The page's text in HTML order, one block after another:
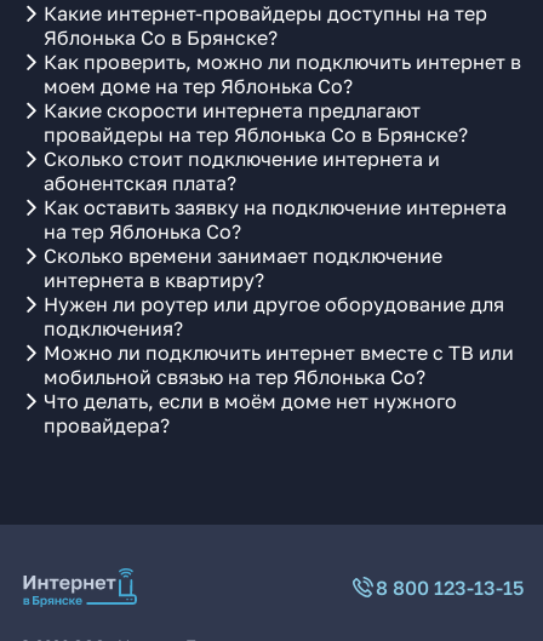
Какие интернет-провайдеры доступны на тер
Яблонька Со в Брянске?
Как проверить, можно ли подключить интернет в
моем доме на тер Яблонька Со?
Какие скорости интернета предлагают
провайдеры на тер Яблонька Со в Брянске?
Сколько стоит подключение интернета и
абонентская плата?
Как оставить заявку на подключение интернета
на тер Яблонька Со?
Сколько времени занимает подключение
интернета в квартиру?
Нужен ли роутер или другое оборудование для
подключения?
Можно ли подключить интернет вместе с ТВ или
мобильной связью на тер Яблонька Со?
Что делать, если в моём доме нет нужного
провайдера?
8 800 123-13-15